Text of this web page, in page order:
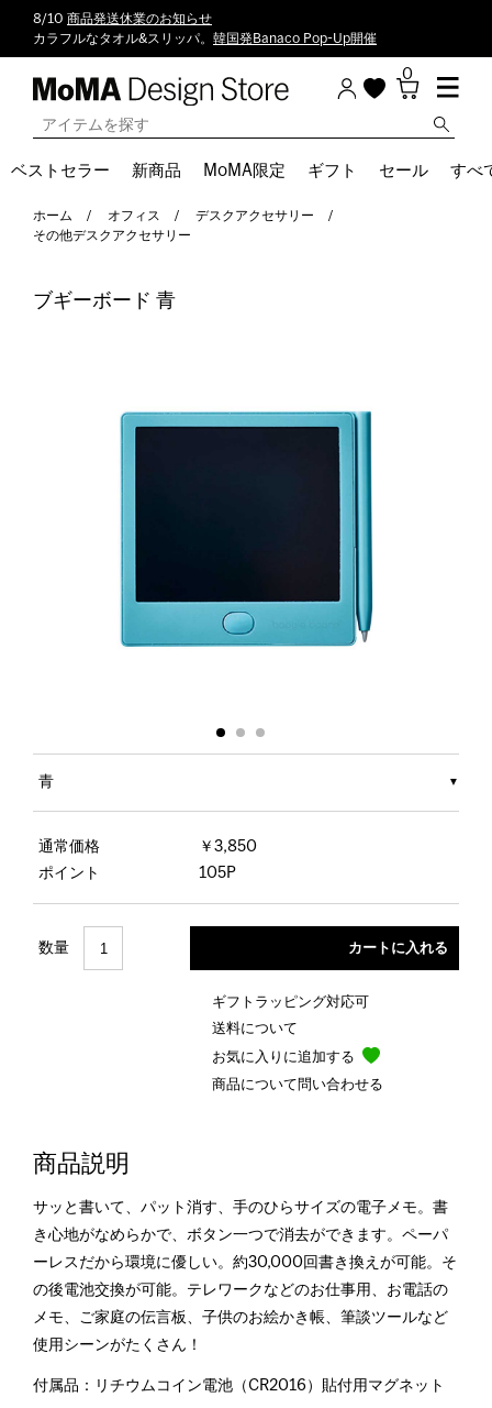
8/10 商品発送休業のお知らせ
カラフルなタオル&スリッパ。 韓国発Banaco Pop-Up開催
0
ベストセラー 新商品 MoMA限定 ギフト セール すべ
ホーム オフィス
デスクアクセサリー
その他デスクアクセサリー
ブギーボード 青
青
通常価格
￥3,850
ポイント
105P
数量
ギフトラッピング対応可
送料について
お気に入りに追加する
商品について問い合わせる
商品説明
サッと書いて、パット消す、手のひらサイズの電子メモ。書
き心地がなめらかで、ボタン一つで消去ができます。ペーパ
ーレスだから環境に優しい。約30,000回書き換えが可能。そ
の後電池交換が可能。テレワークなどのお仕事用、お電話の
メモ、ご家庭の伝言板、子供のお絵かき帳、筆談ツールなど
使用シーンがたくさん！
付属品：リチウムコイン電池（CR2016）貼付用マグネット